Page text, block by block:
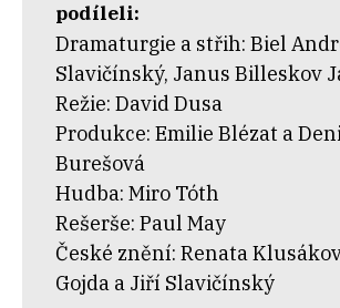
podíleli:
Dramaturgie a střih: Biel
Slavičínský, Janus Billeskov
Režie: David Dusa
Produkce: Emilie Blézat a
Burešová
Hudba: Miro Tóth
Rešerše: Paul May
České znění: Renata
Gojda a Jiří Slavičínský